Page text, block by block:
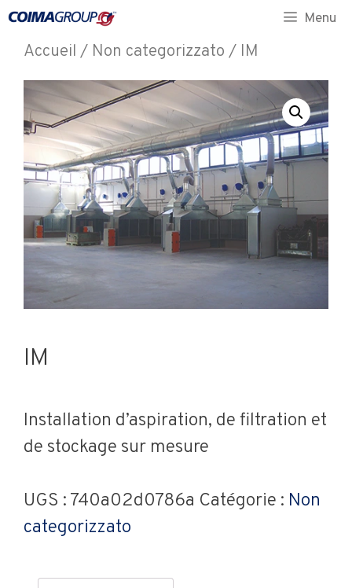
Menu
Accueil / Non categorizzato / IM
IM
Installation d’aspiration, de filtration et
de stockage sur mesure
UGS : 740a02d0786a Catégorie : Non
categorizzato